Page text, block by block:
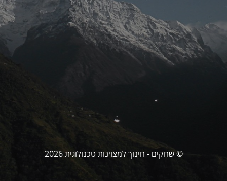
© שחקים - חינוך למצוינות טכנולוגית 2026